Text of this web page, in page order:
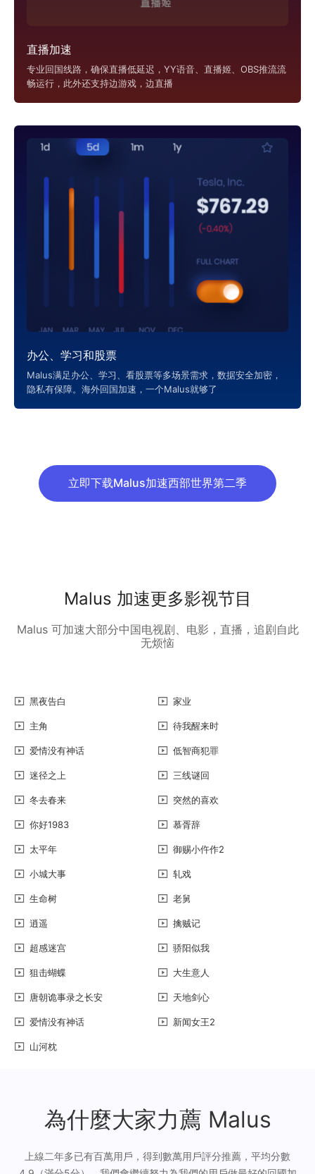
直播加速
专业回国线路，确保直播低延迟，YY语音、直播姬、OBS推流流
畅运行，此外还支持边游戏，边直播
办公、学习和股票
Malus满足办公、学习、看股票等多场景需求，数据安全加密，
隐私有保障。海外回国加速，一个Malus就够了
立即下载Malus加速西部世界第二季
Malus 加速更多影视节目
Malus 可加速大部分中国电视剧、电影，直播，追剧自此
无烦恼
黑夜告白 家业
主角 待我醒来时
爱情没有神话 低智商犯罪
迷径之上 三线谜回
冬去春来 突然的喜欢
你好1983 慕胥辞
太平年 御赐小仵作2
小城大事 轧戏
生命树 老舅
逍遥 擒贼记
超感迷宫 骄阳似我
狙击蝴蝶 大生意人
唐朝诡事录之长安 天地剑心
爱情没有神话 新闻女王2
山河枕
為什麼大家力薦 Malus
上線二年多已有百萬用戶，得到數萬用戶評分推薦，平均分數